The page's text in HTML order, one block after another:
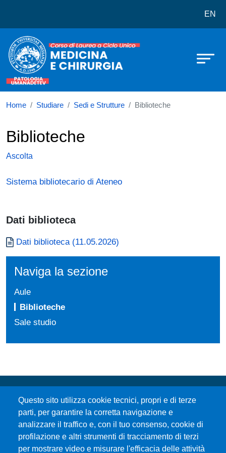
Corso di laurea in Medicina e EN
Home Studiare Sedi e Strutture Biblioteche
Biblioteche
Ascolta
Sistema bibliotecario di Ateneo
Dati biblioteca
Documento
Dati biblioteca (11.05.2026)
Naviga la sezione
Aule
Biblioteche
Sale studio
Questo sito utilizza cookie tecnici, propri e di terze
parti, per garantire la corretta navigazione e
analizzare il traffico e, con il tuo consenso, cookie di
profilazione e altri strumenti di tracciamento di terzi
per mostrare video e misurare l'efficacia delle attività